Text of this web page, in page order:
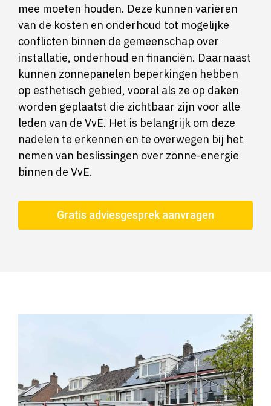
mee moeten houden. Deze kunnen variëren
van de kosten en onderhoud tot mogelijke
conflicten binnen de gemeenschap over
installatie, onderhoud en financiën. Daarnaast
kunnen zonnepanelen beperkingen hebben
op esthetisch gebied, vooral als ze op daken
worden geplaatst die zichtbaar zijn voor alle
leden van de VvE. Het is belangrijk om deze
nadelen te erkennen en te overwegen bij het
nemen van beslissingen over zonne-energie
binnen de VvE.
Gratis adviesgesprek aanvragen